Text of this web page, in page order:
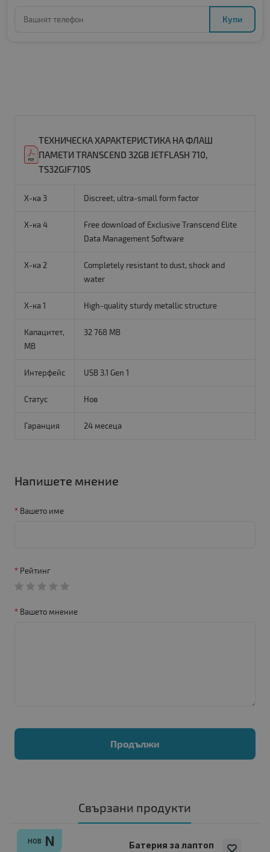
Купи
ТЕХНИЧЕСКА ХАРАКТЕРИСТИКА НА ФЛАШ
ПАМЕТИ TRANSCEND 32GB JETFLASH 710,
TS32GJF710S
Х-ка 3 Discreet, ultra-small form factor
Х-ка 4
Free download of Exclusive Transcend Elite
Data Management Software
Х-ка 2
Completely resistant to dust, shock and
water
Х-ка 1 High-quality sturdy metallic structure
Капацитет,
MB
32 768 MB
Интерфейс USB 3.1 Gen 1
Статус Нов
Гаранция 24 месеца
Напишете мнение
Вашето име
Рейтинг
Вашето мнение
Продължи
Свързани продукти
НОВ N Батерия за лаптоп